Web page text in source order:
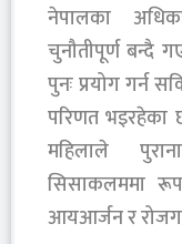
नेपालका
चुनौतीपूर्ण बन्दै
पुनः प्रयोग गर्न
परिणत भइरहेका
महिलाले
सिसाकलममा
आयआर्जन र